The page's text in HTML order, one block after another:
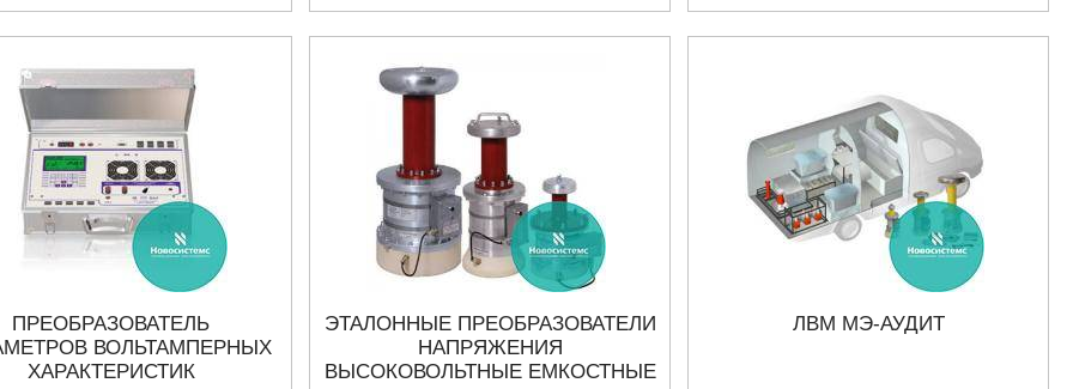
ПРЕОБРАЗОВАТЕЛЬ
ВОЛЬТАМПЕРНЫХ
ХАРАКТЕРИСТИК
ЭТАЛОННЫЕ ПРЕОБРАЗОВАТЕЛИ
НАПРЯЖЕНИЯ
ВЫСОКОВОЛЬТНЫЕ ЕМКОСТНЫЕ
ЛВМ МЭ-АУДИТ